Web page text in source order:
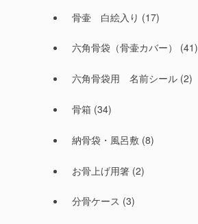
骨壷 白絵入り (17)
六角骨袋（骨壷カバー） (41)
六角骨袋用 名前シール(2)
骨箱(34)
納骨袋・風呂敷(8)
お骨上げ用箸(2)
分骨ケース (3)